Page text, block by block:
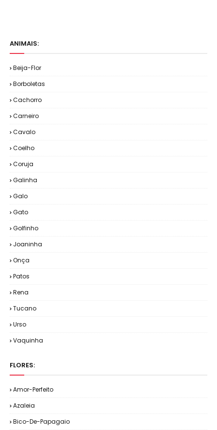
ANIMAIS:
Beija-Flor
Borboletas
Cachorro
Carneiro
Cavalo
Coelho
Coruja
Galinha
Galo
Gato
Golfinho
Joaninha
Onça
Patos
Rena
Tucano
Urso
Vaquinha
FLORES:
Amor-Perfeito
Azaleia
Bico-De-Papagaio